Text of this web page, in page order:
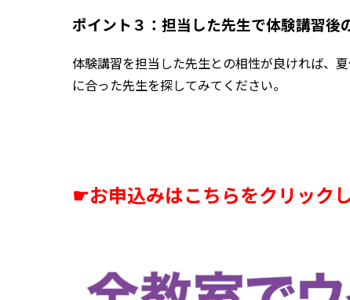
ポイント３：担当した先生で体験講習後
体験講習を担当した先生との相性が良ければ、
に合った先生を探してみてください。
☛お申込みはこちらをクリック